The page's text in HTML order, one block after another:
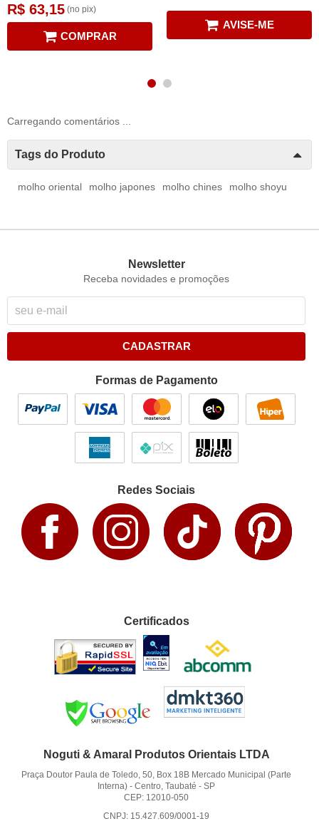
R$ 63,15 (no pix)
COMPRAR
AVISE-ME
Carregando comentários ...
Tags do Produto
molho oriental molho japones molho chines molho shoyu
Newsletter
Receba novidades e promoções
CADASTRAR
Formas de Pagamento
Redes Sociais
Certificados
Noguti & Amaral Produtos Orientais LTDA
Praça Doutor Paula de Toledo, 50, Box 18B Mercado Municipal (Parte
Interna) -Centro, Taubaté -SP
CEP: 12010-050
CNPJ: 15.427.609/0001-19